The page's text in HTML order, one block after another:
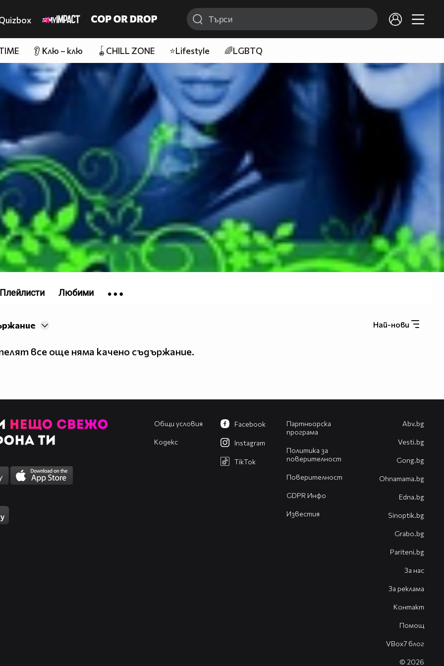
👂 Клю – клю 🪀CHILL ZONE ⭐Lifestyle 🌈LGBTQ
Най-нови
все още няма качено съдържание.
Плейлисти Любими
Общи условия
Кодекс
Партньорска
програма
Политика за
поверителност
Поверителност
GDPR Инфо
Известия
Facebook
Instagram
TikTok
Abv.bg
Vesti.bg
Gong.bg
Оhnamama.bg
Edna.bg
Sinoptik.bg
Grabo.bg
Pariteni.bg
За нас
За реклама
Контакт
Помощ
VBox7 блог
© 2026